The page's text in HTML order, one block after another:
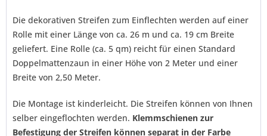
Die dekorativen Streifen zum Einflechten werden auf einer
Rolle mit einer Länge von ca. 26 m und ca. 19 cm Breite
geliefert. Eine Rolle (ca. 5 qm) reicht für einen Standard
Doppelmattenzaun in einer Höhe von 2 Meter und einer
Breite von 2,50 Meter.
Die Montage ist kinderleicht. Die Streifen können von Ihnen
selber eingeflochten werden. Klemmschienen zur
Befestigung der Streifen können separat in der Farbe